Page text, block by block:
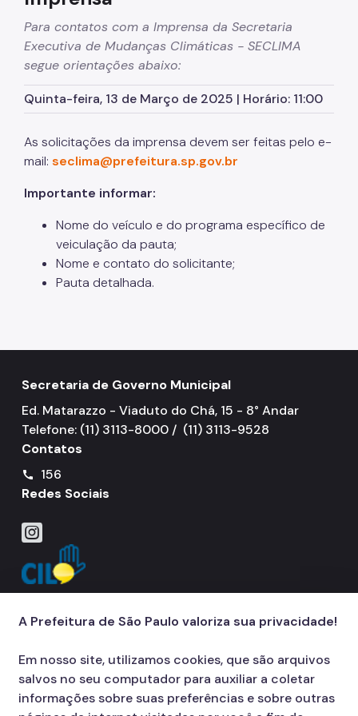
Operação Integrada de Defesa das Águas (OIDA)
Hackathon Climático
São Paulo Pelo Clima
HUB SECLIMA
São Paulo rumo à COP30
Plano de Ação Climática (PlanClimaSP)
Imprensa
Notícias
Lei Geral de Proteção de Dados (LGPD)
Para contatos com a Imprensa da Secretaria
Executiva de Mudanças Climáticas - SECLIMA
segue orientações abaixo:
Quinta-feira, 13 de Março de 2025 | Horário: 11:00
As solicitações da imprensa devem ser feitas pelo e-
mail: seclima@prefeitura.sp.gov.br
Importante informar:
Nome do veículo e do programa específico de
veiculação da pauta;
Nome e contato do solicitante;
Pauta detalhada.
Secretaria de Governo Municipal
Ed. Matarazzo - Viaduto do Chá, 15 - 8° Andar
Telefone: (11) 3113-8000 / (11) 3113-9528
Contatos
call
156
Redes Sociais
Icone do Instagram
A Prefeitura de São Paulo valoriza sua privacidade!
Em nosso site, utilizamos cookies, que são arquivos
salvos no seu computador para auxiliar a coletar
informações sobre suas preferências e sobre outras